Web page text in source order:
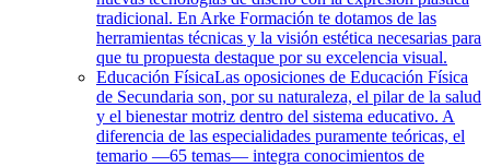
tradicional. En Arke Formación te dotamos de las
herramientas técnicas y la visión estética necesarias para
que tu propuesta destaque por su excelencia visual.
Educación FísicaLas oposiciones de Educación Física
de Secundaria son, por su naturaleza, el pilar de la salud
y el bienestar motriz dentro del sistema educativo. A
diferencia de las especialidades puramente teóricas, el
temario —65 temas— integra conocimientos de